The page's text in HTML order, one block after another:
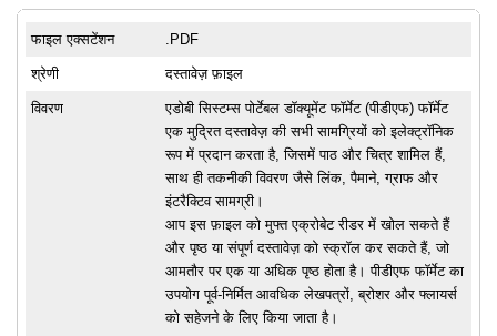
फाइल एक्सटेंशन .PDF
श्रेणी दस्तावेज़ फ़ाइल
विवरण
एडोबी सिस्टम्स पोर्टेबल डॉक्यूमेंट फॉर्मेट (पीडीएफ) फॉर्मेट
एक मुद्रित दस्तावेज़ की सभी सामग्रियों को इलेक्ट्रॉनिक
रूप में प्रदान करता है, जिसमें पाठ और चित्र शामिल हैं,
साथ ही तकनीकी विवरण जैसे लिंक, पैमाने, ग्राफ और
इंटरैक्टिव सामग्री।
आप इस फ़ाइल को मुफ्त एक्रोबेट रीडर में खोल सकते हैं
और पृष्ठ या संपूर्ण दस्तावेज़ को स्क्रॉल कर सकते हैं, जो
आमतौर पर एक या अधिक पृष्ठ होता है। पीडीएफ फॉर्मेट का
उपयोग पूर्व-निर्मित आवधिक लेखपत्रों, ब्रोशर और फ्लायर्स
को सहेजने के लिए किया जाता है।